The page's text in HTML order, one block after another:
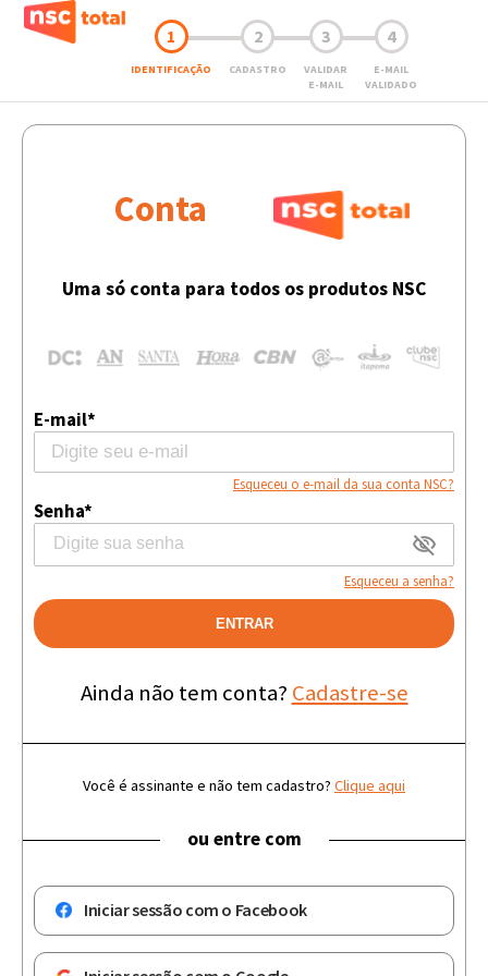
1
IDENTIFICAÇÃO
2
CADASTRO
3
VALIDAR
E-MAIL
4
E-MAIL
VALIDADO
Conta
Uma só conta para todos os produtos NSC
E-mail*
Esqueceu o e-mail da sua conta NSC?
Senha*
Esqueceu a senha?
ENTRAR
Ainda não tem conta? Cadastre-se
Você é assinante e não tem cadastro? Clique aqui
ou entre com
Iniciar sessão com o Facebook